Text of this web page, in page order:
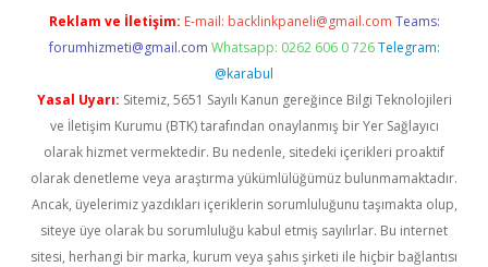
Reklam ve İletişim: E-mail: backlinkpaneli@gmail.com Teams:
forumhizmeti@gmail.com Whatsapp: 0262 606 0 726 Telegram:
@karabul
Yasal Uyarı: Sitemiz, 5651 Sayılı Kanun gereğince Bilgi Teknolojileri
ve İletişim Kurumu (BTK) tarafından onaylanmış bir Yer Sağlayıcı
olarak hizmet vermektedir. Bu nedenle, sitedeki içerikleri proaktif
olarak denetleme veya araştırma yükümlülüğümüz bulunmamaktadır.
Ancak, üyelerimiz yazdıkları içeriklerin sorumluluğunu taşımakta olup,
siteye üye olarak bu sorumluluğu kabul etmiş sayılırlar. Bu internet
sitesi, herhangi bir marka, kurum veya şahıs şirketi ile hiçbir bağlantısı